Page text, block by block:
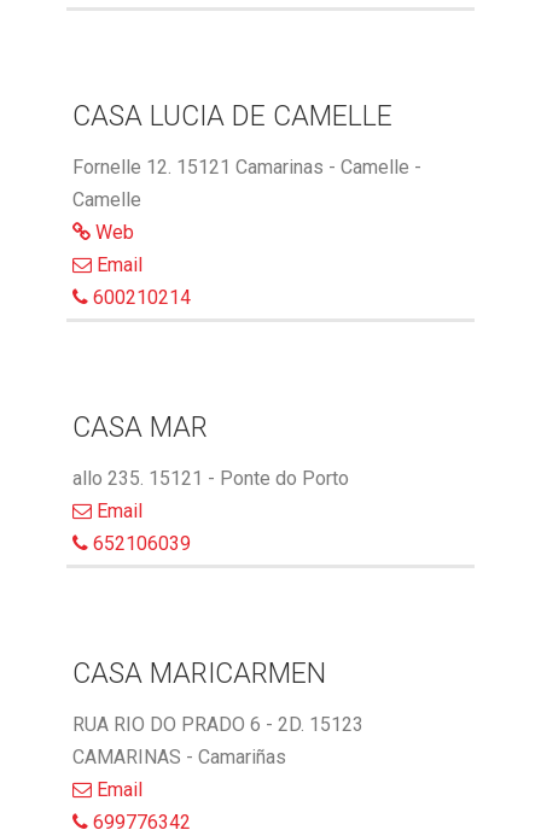
CASA LUCIA DE CAMELLE
Fornelle 12. 15121 Camarinas - Camelle -
Camelle
Web
Email
600210214
CASA MAR
allo 235. 15121 - Ponte do Porto
Email
652106039
CASA MARICARMEN
RUA RIO DO PRADO 6 - 2D. 15123
CAMARINAS - Camariñas
Email
699776342